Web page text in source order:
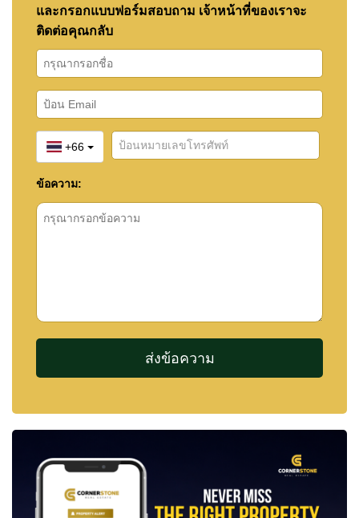
และกรอกแบบฟอร์มสอบถาม เจ้าหน้าที่ของเราจะ
ติดต่อคุณกลับ
+66
ข้อความ: